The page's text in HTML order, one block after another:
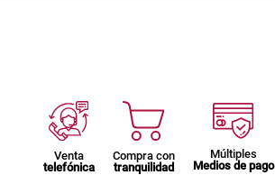
Venta
telefónica
Compra con
tranquilidad
Múltiples
Medios de pago